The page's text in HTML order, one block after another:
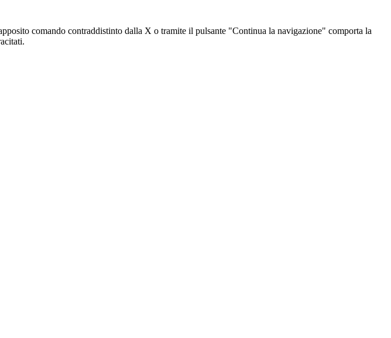
comando contraddistinto dalla X o tramite il pulsante "Continua la navigazione" comporta la